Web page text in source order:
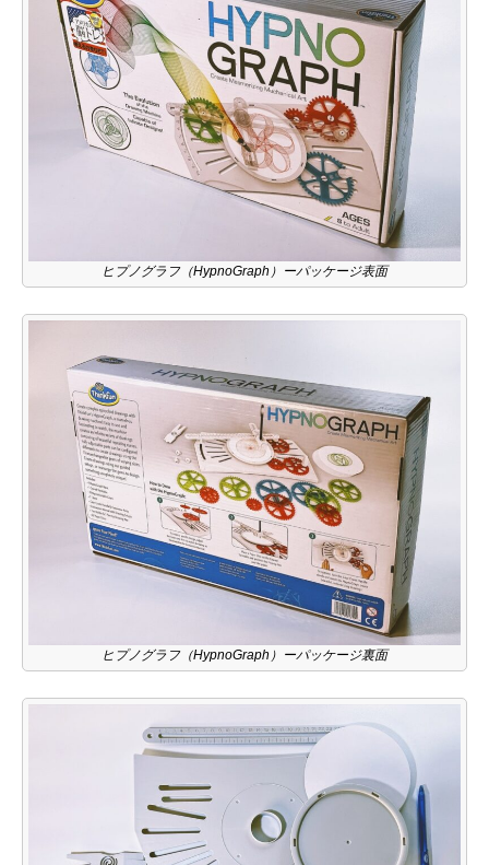
ヒプノグラフ（HypnoGraph）ーパッケージ表面
ヒプノグラフ（HypnoGraph）ーパッケージ裏面